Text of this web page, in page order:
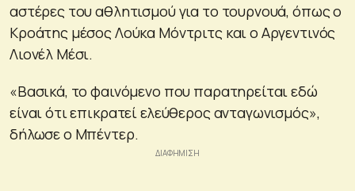
αστέρες του αθλητισμού για το τουρνουά, όπως ο
Κροάτης μέσος Λούκα Μόντριτς και ο Αργεντινός
Λιονέλ Μέσι.
«Βασικά, το φαινόμενο που παρατηρείται εδώ
είναι ότι επικρατεί ελεύθερος ανταγωνισμός»,
δήλωσε ο Μπέντερ.